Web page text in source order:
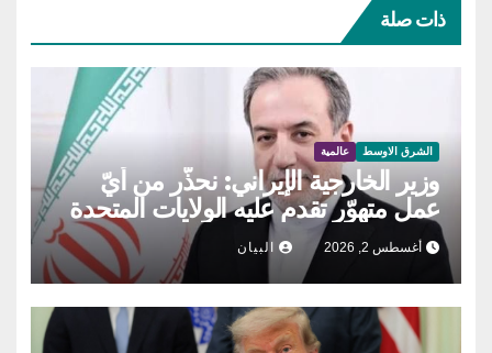
ذات صلة
الشرق الاوسط عالمية
وزير الخارجية الإيراني: نحذّر من أيّ
عمل متهوّر تقدم عليه الولايات المتحدة
أغسطس 2, 2026 البيان